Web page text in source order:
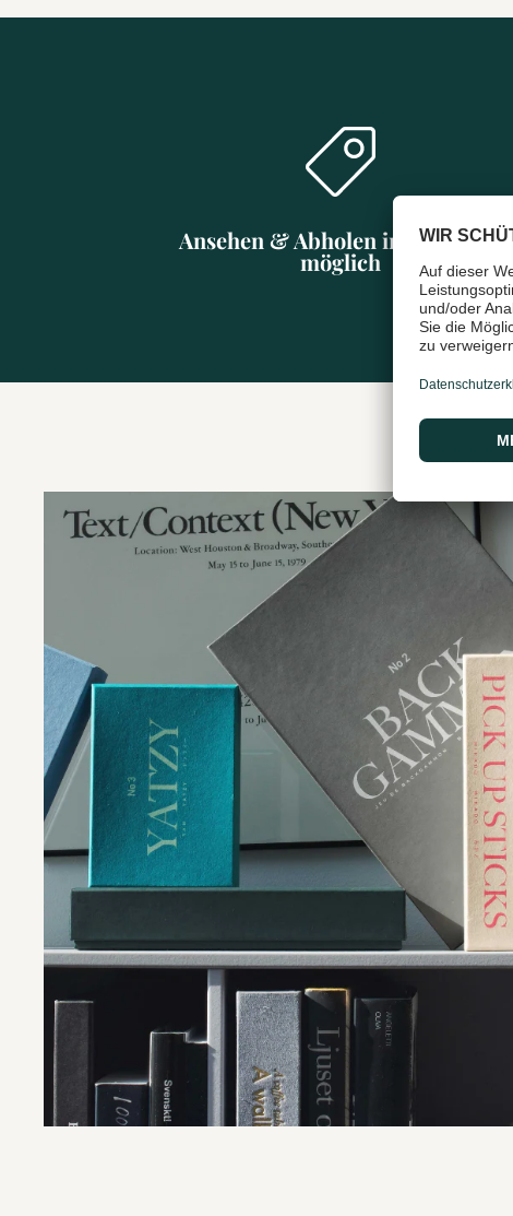
Ansehen & Abholen in München
möglich